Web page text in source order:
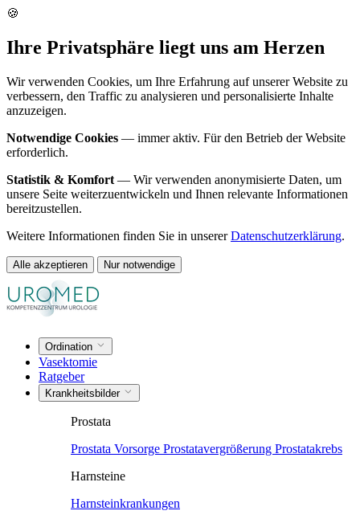
🍪
Ihre Privatsphäre liegt uns am Herzen
Wir verwenden Cookies, um Ihre Erfahrung auf unserer Website zu
verbessern, den Traffic zu analysieren und personalisierte Inhalte
anzuzeigen.
Notwendige Cookies — immer aktiv. Für den Betrieb der Website
erforderlich.
Statistik & Komfort — Wir verwenden anonymisierte Daten, um
unsere Seite weiterzuentwickeln und Ihnen relevante Informationen
bereitzustellen.
Weitere Informationen finden Sie in unsererDatenschutzerklärung.
Alle akzeptieren Nur notwendige
Ordination
Vasektomie
Ratgeber
Krankheitsbilder
Prostata
Prostata Vorsorge Prostatavergrößerung Prostatakrebs
Harnsteine
Harnsteinkrankungen